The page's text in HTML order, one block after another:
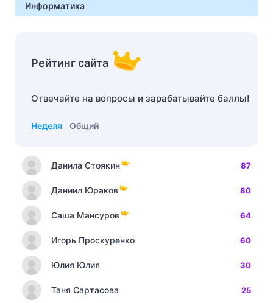
Информатика
Рейтинг сайта
Отвечайте на вопросы и зарабатывайте баллы!
Неделя Общий
Данила Стоякин 87
Даниил Юраков 80
Саша Мансуров 64
Игорь Проскуренко 60
Юлия Юлия 30
Таня Сартасова 25